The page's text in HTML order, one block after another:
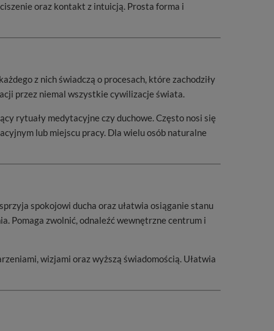
oraz kontakt z intuicją. Prosta forma i
z nich świadczą o procesach, które zachodziły
przez niemal wszystkie cywilizacje świata.
rytuały medytacyjne czy duchowe. Często nosi się
lub miejscu pracy. Dla wielu osób naturalne
spokojowi ducha oraz ułatwia osiąganie stanu
Pomaga zwolnić, odnaleźć wewnętrzne centrum i
wizjami oraz wyższą świadomością. Ułatwia